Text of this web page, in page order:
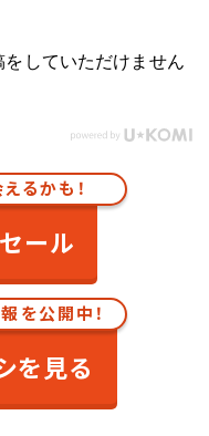
していただけません
るかも！
ール
を公開中！
を見る